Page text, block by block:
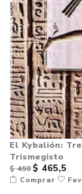
El Kybalión:
Trismegisto
$ 490 $ 465,5
Comprar